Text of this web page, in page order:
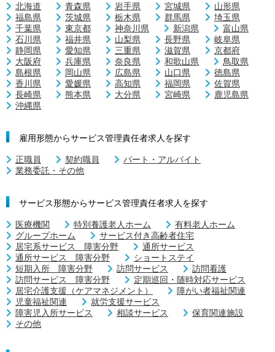
北海道 青森県 岩手県 宮城県
山形県
福島県
茨城県 栃木県 群馬県
埼玉県
千葉県
東京都 神奈川県 新潟県
富山県
石川県
福井県 山梨県 長野県
岐阜県
静岡県
愛知県 三重県 滋賀県
京都府
大阪府
兵庫県 奈良県 和歌山県
鳥取県
島根県
岡山県 広島県 山口県
徳島県
香川県
愛媛県 高知県 福岡県
佐賀県
長崎県
熊本県 大分県 宮崎県
鹿児島県
沖縄県
雇用形態からサービス管理責任者求人を探す
正職員 契約職員
パート・アルバイト
業務委託・その他
サービス形態からサービス管理責任者求人を探す
医療機関 特別養護老人ホーム
有料老人ホーム
グループホーム
サービス付き高齢者住宅
居宅系サービス 障害分野
通所サービス
通所サービス 障害分野
ショートステイ
短期入所 障害分野
訪問サービス
訪問看護
訪問サービス 障害分野
定期巡回・随時対応サービス
居宅介護支援（ケアマネジメント）
障がい者福祉関連
児童福祉関連
就労支援サービス
障害児入所サービス
相談サービス
保育関連施設
その他